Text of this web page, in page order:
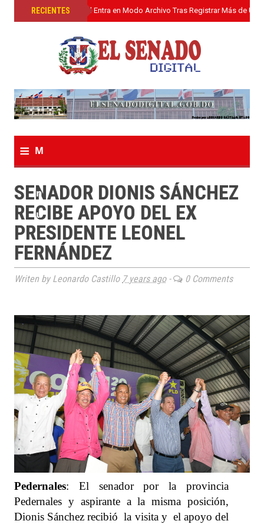
RECIENTES
»El Senado Digital Entra en Modo Archivo Tras Registrar Más de Un
≡ M
e
n
u
SENADOR DIONIS SÁNCHEZ
RECIBE APOYO DEL EX
PRESIDENTE LEONEL
FERNÁNDEZ
Writen by Leonardo Castillo 7 years ago- 0 Comments
Pedernales: El senador por la provincia
Pedernales y aspirante a la misma posición,
Dionis Sánchez recibió la visita y el apoyo del